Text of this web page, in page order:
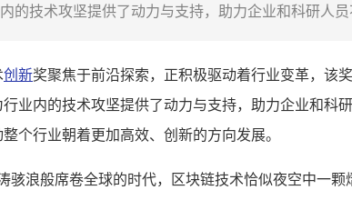
的技术攻坚提供了动力与支持，助力企业和科研人
创新奖聚焦于前沿探索，正积极驱动着行业变革，该
业内的技术攻坚提供了动力与支持，助力企业和
个行业朝着更加高效、创新的方向发展。
骇浪般席卷全球的时代，区块链技术恰似夜空中一